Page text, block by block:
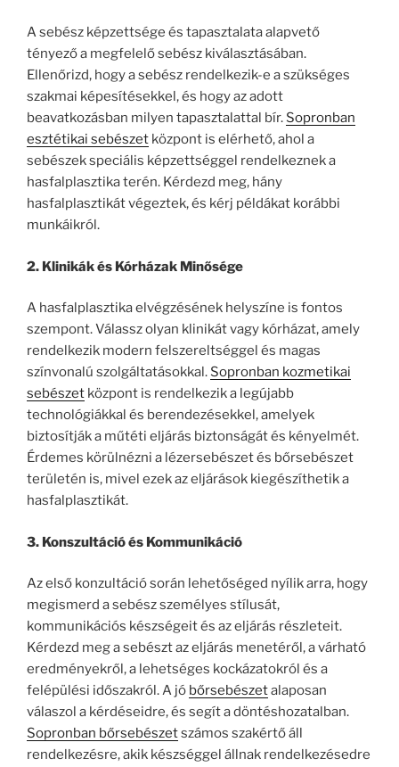
A sebész képzettsége és tapasztalata alapvető
tényező a megfelelő sebész kiválasztásában.
Ellenőrizd, hogy a sebész rendelkezik-e a szükséges
szakmai képesítésekkel, és hogy az adott
beavatkozásban milyen tapasztalattal bír. Sopronban
esztétikai sebészet központ is elérhető, ahol a
sebészek speciális képzettséggel rendelkeznek a
hasfalplasztika terén. Kérdezd meg, hány
hasfalplasztikát végeztek, és kérj példákat korábbi
munkáikról.
2. Klinikák és Kórházak Minősége
A hasfalplasztika elvégzésének helyszíne is fontos
szempont. Válassz olyan klinikát vagy kórházat, amely
rendelkezik modern felszereltséggel és magas
színvonalú szolgáltatásokkal. Sopronban kozmetikai
sebészet központ is rendelkezik a legújabb
technológiákkal és berendezésekkel, amelyek
biztosítják a műtéti eljárás biztonságát és kényelmét.
Érdemes körülnézni a lézersebészet és bőrsebészet
területén is, mivel ezek az eljárások kiegészíthetik a
hasfalplasztikát.
3. Konszultáció és Kommunikáció
Az első konzultáció során lehetőséged nyílik arra, hogy
megismerd a sebész személyes stílusát,
kommunikációs készségeit és az eljárás részleteit.
Kérdezd meg a sebészt az eljárás menetéről, a várható
eredményekről, a lehetséges kockázatokról és a
felépülési időszakról. A jó bőrsebészetalaposan
válaszol a kérdéseidre, és segít a döntéshozatalban.
Sopronban bőrsebészetszámos szakértő áll
rendelkezésre, akik készséggel állnak rendelkezésedre